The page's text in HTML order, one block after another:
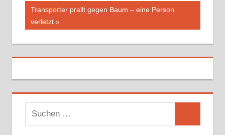
Nächster
Beitrag:
Transporter prallt gegen Baum – eine Person
verletzt
u